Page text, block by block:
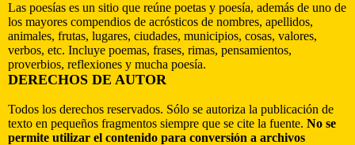
Las poesías es un sitio que reúne poetas y poesía, además de uno de
los mayores compendios de acrósticos de nombres, apellidos,
animales, frutas, lugares, ciudades, municipios, cosas, valores,
verbos, etc. Incluye poemas, frases, rimas, pensamientos,
proverbios, reflexiones y mucha poesía.
DERECHOS DE AUTOR
Todos los derechos reservados. Sólo se autoriza la publicación de
texto en pequeños fragmentos siempre que se cite la fuente. No se
permite utilizar el contenido para conversión a archivos